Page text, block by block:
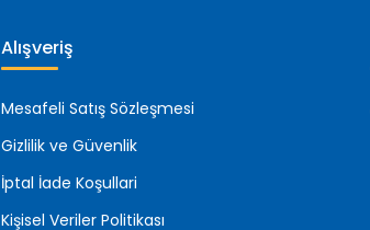
Alışveriş
Mesafeli Satış Sözleşmesi
Gizlilik ve Güvenlik
İptal İade Koşullari
Kişisel Veriler Politikası